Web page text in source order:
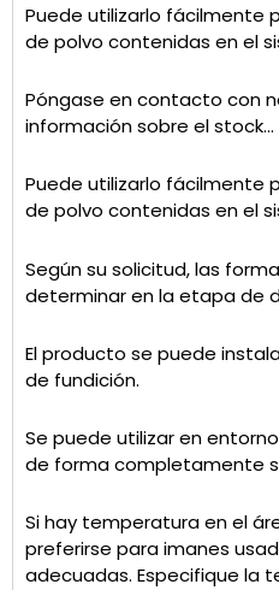
Puede utilizarlo fácilmente
de polvo contenidas en el
Póngase en contacto con
información sobre el stock…
Puede utilizarlo fácilmente
de polvo contenidas en el
Según su solicitud, las
determinar en la etapa de
El producto se puede
de fundición.
Se puede utilizar en
de forma completamente
Si hay temperatura en el
preferirse para imanes
adecuadas. Especifique la